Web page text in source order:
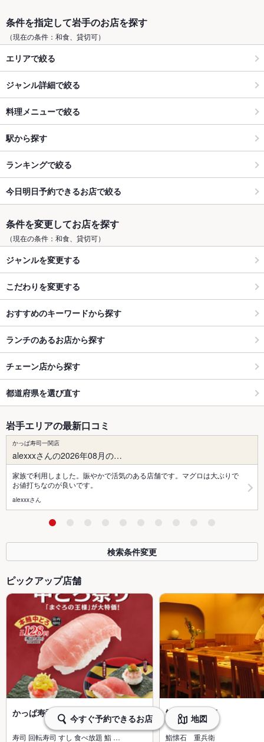
条件を指定して岩手のお店を探す
（現在の条件：和食、貸切可）
エリアで絞る
ジャンル詳細で絞る
料理メニューで絞る
駅から探す
ランキングで絞る
今日明日予約できるお店で絞る
条件を変更してお店を探す
（現在の条件：和食、貸切可）
ジャンルを変更する
こだわりを変更する
おすすめのキーワードから探す
ランチのあるお店から探す
チェーン店から探す
都道府県を選び直す
岩手エリアの最新口コミ
かっぱ寿司一関店
alexxxさんの2026年08月の…
家族で利用しました。賑やかで活気のある店舗です。マグロは大ぶりで
お値打ちなのが良いです。
alexxxさん
検索条件変更
ピックアップ店舗
かっぱ寿司 一関店
寿司 回転寿司 すし 食べ放題 鮨 …
鮨懐石 重兵衛
鮨懐石 重兵衛
今すぐ予約できるお店 地図